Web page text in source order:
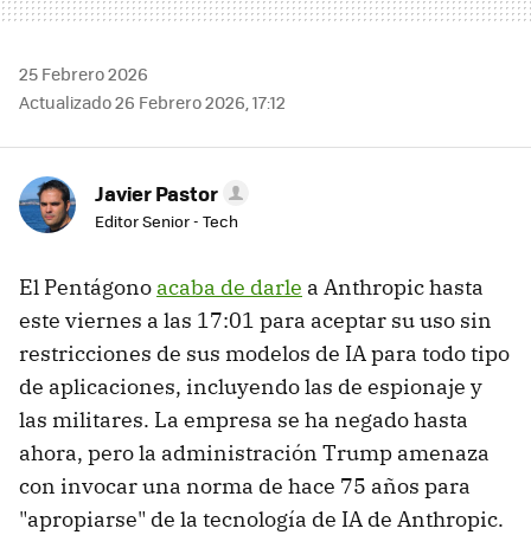
25 Febrero 2026
Actualizado 26 Febrero 2026, 17:12
Javier Pastor
Editor Senior - Tech
El Pentágono acaba de darle a Anthropic hasta
este viernes a las 17:01 para aceptar su uso sin
restricciones de sus modelos de IA para todo tipo
de aplicaciones, incluyendo las de espionaje y
las militares. La empresa se ha negado hasta
ahora, pero la administración Trump amenaza
con invocar una norma de hace 75 años para
"apropiarse" de la tecnología de IA de Anthropic.